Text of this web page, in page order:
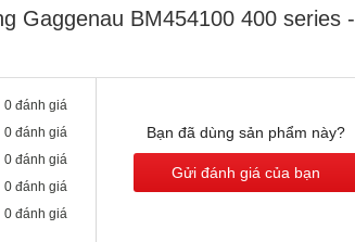
Gaggenau BM454100 400 series -
0 đánh giá
0 đánh giá
0 đánh giá
0 đánh giá
0 đánh giá
Bạn đã dùng sản phẩm này?
Gửi đánh giá của bạn